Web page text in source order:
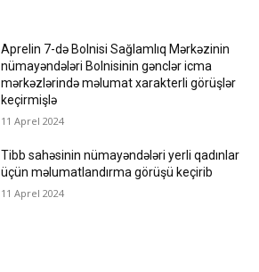
Aprelin 7-də Bolnisi Sağlamlıq Mərkəzinin
nümayəndələri Bolnisinin gənclər icma
mərkəzlərində məlumat xarakterli görüşlər
keçirmişlə
11 Aprel 2024
Tibb sahəsinin nümayəndələri yerli qadınlar
üçün məlumatlandırma görüşü keçirib
11 Aprel 2024